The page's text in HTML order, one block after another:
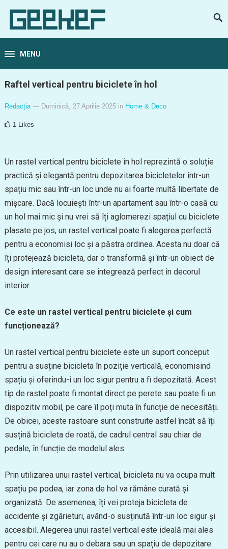
MENU
Raftel vertical pentru biciclete în hol
Redacția — Duminică, 27 Aprilie 2025 in Home & Deco
1 Likes
Un rastel vertical pentru biciclete în hol reprezintă o soluție
practică și elegantă pentru depozitarea bicicletelor într-un
spațiu mic sau într-un loc unde nu ai foarte multă libertate de
mișcare. Dacă locuiești într-un apartament sau într-o casă cu
un hol mai mic și nu vrei să îți aglomerezi spațiul cu biciclete
plasate pe jos, un rastel vertical poate fi alegerea perfectă
pentru a economisi loc și a păstra ordinea. Acesta nu doar că
îți protejează bicicleta, dar o transformă și într-un obiect de
design interesant care se integrează perfect în decorul
interior.
Ce este un rastel vertical pentru biciclete și cum
funcționează?
Un rastel vertical pentru biciclete este un suport conceput
pentru a susține bicicleta în poziție verticală, economisind
spațiu și oferindu-i un loc sigur pentru a fi depozitată. Acest
tip de rastel poate fi montat direct pe perete sau poate fi un
dispozitiv mobil, pe care îl poți muta în funcție de necesități.
De obicei, aceste rastoare sunt construite astfel încât să îți
susțină bicicleta de roată, de cadrul central sau chiar de
pedale, în funcție de modelul ales.
Prin utilizarea unui rastel vertical, bicicleta nu va ocupa mult
spațiu pe podea, iar zona de hol va rămâne curată și
organizată. De asemenea, îți vei proteja bicicleta de
accidente și zgârieturi, având-o susținută într-un loc sigur și
accesibil. Alegerea unui rastel vertical este ideală mai ales
pentru cei care nu au o debara sau un spațiu de depozitare